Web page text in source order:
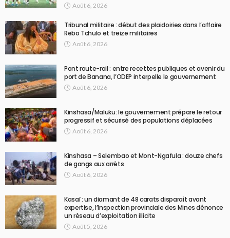
Août 6, 2026
Tribunal militaire : début des plaidoiries dans l’affaire
Rebo Tchulo et treize militaires
Août 6, 2026
Pont route-rail : entre recettes publiques et avenir du
port de Banana, l’ODEP interpelle le gouvernement
Août 6, 2026
Kinshasa/Maluku: le gouvernement prépare le retour
progressif et sécurisé des populations déplacées
Août 6, 2026
Kinshasa – Selembao et Mont-Ngafula : douze chefs
de gangs aux arrêts
Août 6, 2026
Kasaï : un diamant de 48 carats disparaît avant
expertise, l’Inspection provinciale des Mines dénonce
un réseau d’exploitation illicite
Août 5, 2026